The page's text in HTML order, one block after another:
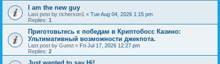
I am the new guy
Last post by richerson1 « Tue Aug 04, 2026 1:15 pm
Replies: 1
Приготовьтесь к победам в Криптобосс Казино:
Ультимативный возможности джекпота.
Last post by Guest « Fri Jul 17, 2026 12:27 pm
Replies: 2